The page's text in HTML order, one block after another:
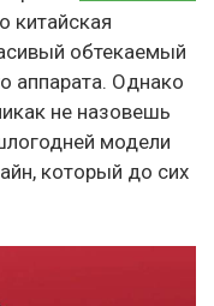
китайская
обтекаемый
аппарата. Однако
не назовешь
модели
который до сих